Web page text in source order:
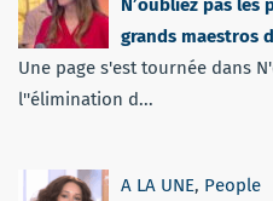
N’oubliez pas les
grands maestros
Une page s'est tournée dans
l''élimination d...
A LA UNE, People